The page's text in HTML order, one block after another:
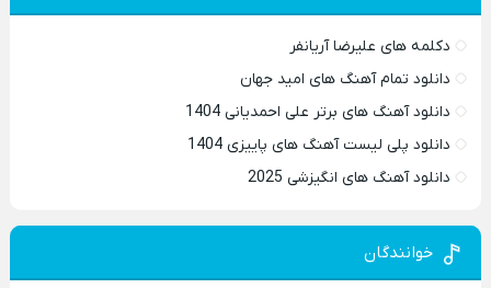
دکلمه های علیرضا آریانفر
دانلود تمام آهنگ های امید جهان
دانلود آهنگ های برتر علی احمدیانی 1404
دانلود پلی لیست آهنگ های پاییزی 1404
دانلود آهنگ های انگیزشی 2025
خوانندگان